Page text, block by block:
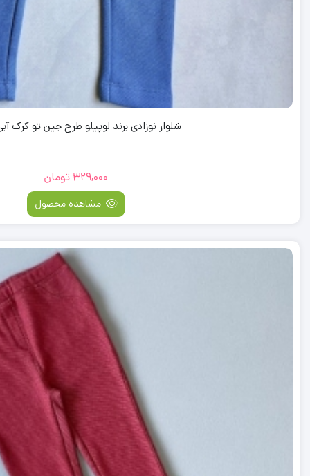
شلوار نوزادی برند لوپیلو طرح جین تو کرک
329,000 تومان
مشاهده محصول